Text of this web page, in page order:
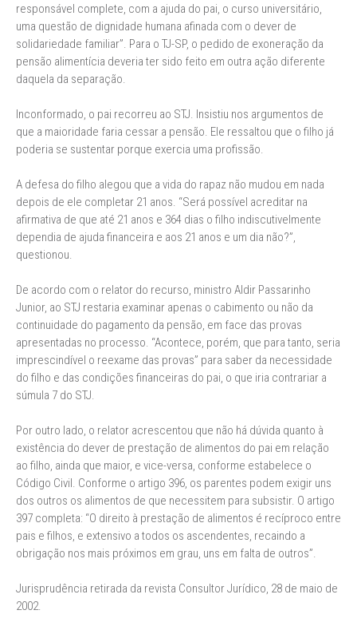
responsável complete, com a ajuda do pai, o curso universitário,
uma questão de dignidade humana afinada com o dever de
solidariedade familiar”. Para o TJ-SP, o pedido de exoneração da
pensão alimentícia deveria ter sido feito em outra ação diferente
daquela da separação.
Inconformado, o pai recorreu ao STJ. Insistiu nos argumentos de
que a maioridade faria cessar a pensão. Ele ressaltou que o filho já
poderia se sustentar porque exercia uma profissão.
A defesa do filho alegou que a vida do rapaz não mudou em nada
depois de ele completar 21 anos. “Será possível acreditar na
afirmativa de que até 21 anos e 364 dias o filho indiscutivelmente
dependia de ajuda financeira e aos 21 anos e um dia não?”,
questionou.
De acordo com o relator do recurso, ministro Aldir Passarinho
Junior, ao STJ restaria examinar apenas o cabimento ou não da
continuidade do pagamento da pensão, em face das provas
apresentadas no processo. “Acontece, porém, que para tanto, seria
imprescindível o reexame das provas” para saber da necessidade
do filho e das condições financeiras do pai, o que iria contrariar a
súmula 7 do STJ.
Por outro lado, o relator acrescentou que não há dúvida quanto à
existência do dever de prestação de alimentos do pai em relação
ao filho, ainda que maior, e vice-versa, conforme estabelece o
Código Civil. Conforme o artigo 396, os parentes podem exigir uns
dos outros os alimentos de que necessitem para subsistir. O artigo
397 completa: “O direito à prestação de alimentos é recíproco entre
pais e filhos, e extensivo a todos os ascendentes, recaindo a
obrigação nos mais próximos em grau, uns em falta de outros”.
Jurisprudência retirada da revista Consultor Jurídico, 28 de maio de
2002.